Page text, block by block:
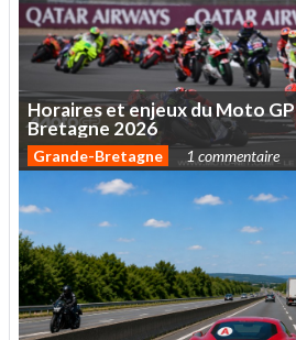
HorairesetenjeuxduMotoGP
Bretagne 2026
Grande-Bretagne 1 commentaire